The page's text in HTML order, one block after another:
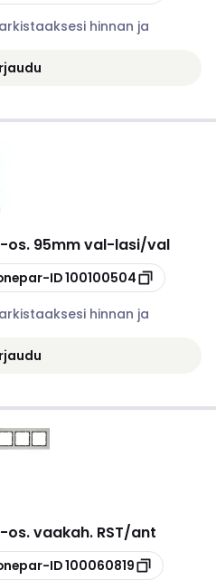
hinnan ja
os. 95mm val-lasi/val
ID100100504
hinnan ja
os. vaakah. RST/ant
ID100060819